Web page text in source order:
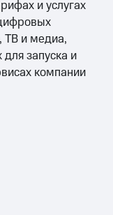
и услугах
ТВ и медиа,
запуска и
компании